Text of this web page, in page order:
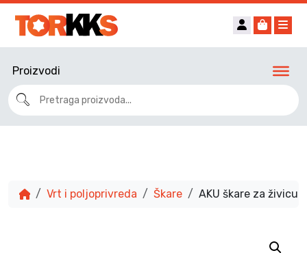
Account
Cart
Proizvodi
Vrt i poljoprivreda Škare AKU škare za živicu